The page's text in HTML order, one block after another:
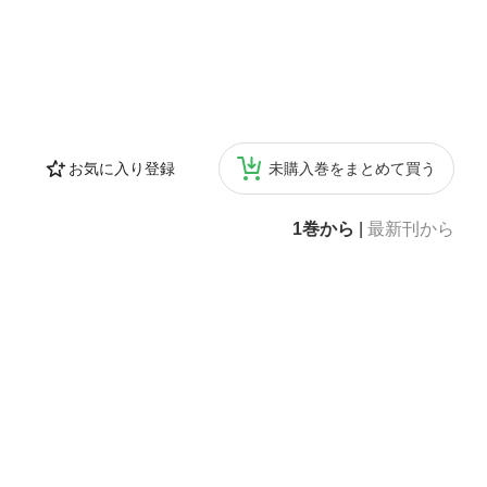
お気に入り登録 未購入巻をまとめて買う
1巻から 最新刊から